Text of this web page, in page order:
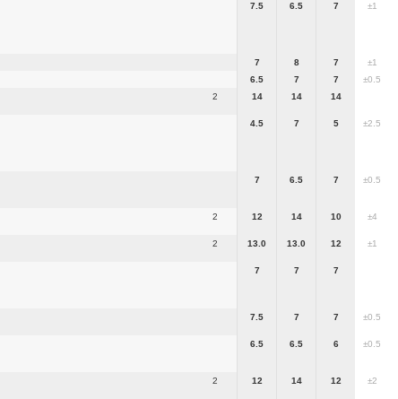
7.5 6.5 7 ±1
7 8 7
±1
6.5 7 7
±0.5
2 14 14 14
4.5 7 5 ±2.5
7 6.5 7 ±0.5
2 12 14 10 ±4
2 13.0 13.0 12 ±1
7 7 7
7.5 7 7 ±0.5
6.5 6.5 6 ±0.5
2 12 14 12 ±2